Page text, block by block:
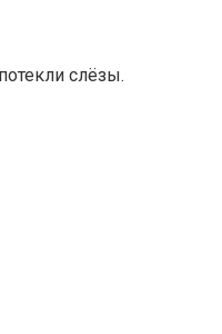
слёзы.